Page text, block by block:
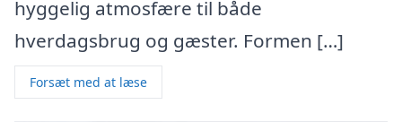
hyggelig atmosfære til både
hverdagsbrug og gæster. Formen […]
Forsæt med at læse